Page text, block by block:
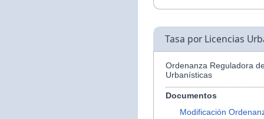
Tasa por Licencias
Ordenanza Reguladora
Urbanísticas
Documentos
Modificación